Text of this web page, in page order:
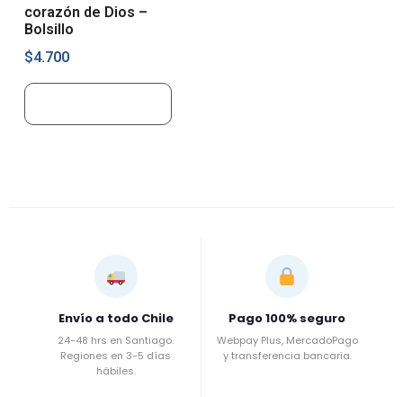
corazón de Dios –
Bolsillo
$4.700
Envío a todo Chile
24-48 hrs en Santiago.
Regiones en 3-5 días
hábiles.
Pago 100% seguro
Webpay Plus, MercadoPago
y transferencia bancaria.